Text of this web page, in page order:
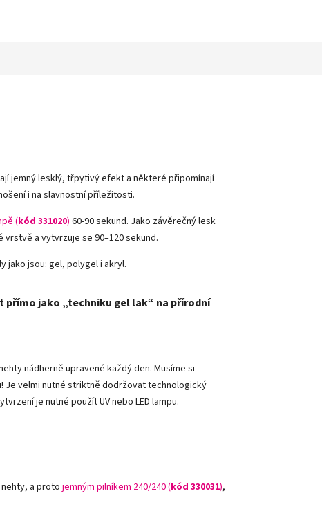
jemný lesklý, třpytivý efekt a některé připomínají
i na slavnostní příležitosti.
(kód 331020) 60-90 sekund. Jako závěrečný lesk
vrstvě a vytvrzuje se 90–120 sekund.
jako jsou: gel, polygel i akryl.
jako „techniku gel lak“ na přírodní
nádherně upravené každý den. Musíme si
Je velmi nutné striktně dodržovat technologický
je nutné použít UV nebo LED lampu.
nehty, a proto jemným pilníkem 240/240 (kód 330031),